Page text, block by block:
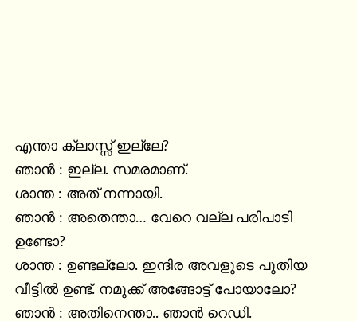
എന്താ ക്ലാസ്സ്‌ ഇല്ലേ?
ഞാൻ : ഇല്ല. സമരമാണ്.
ശാന്ത : അത് നന്നായി.
ഞാൻ : അതെന്താ… വേറെ വല്ല പരിപാടി
ഉണ്ടോ?
ശാന്ത : ഉണ്ടല്ലോ. ഇന്ദിര അവളുടെ പുതിയ
വീട്ടിൽ ഉണ്ട്. നമുക്ക് അങ്ങോട്ട്‌ പോയാലോ?
ഞാൻ : അതിനെന്താ.. ഞാൻ റെഡി.